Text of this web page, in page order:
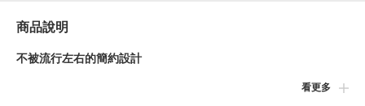
商品說明
不被流行左右的簡約設計
〈BEAMS GOLF〉經典的Tour系列，全新改版升級為“US 系列”。
看更多